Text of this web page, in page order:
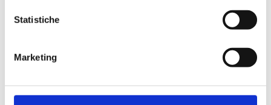
Statistiche
Marketing